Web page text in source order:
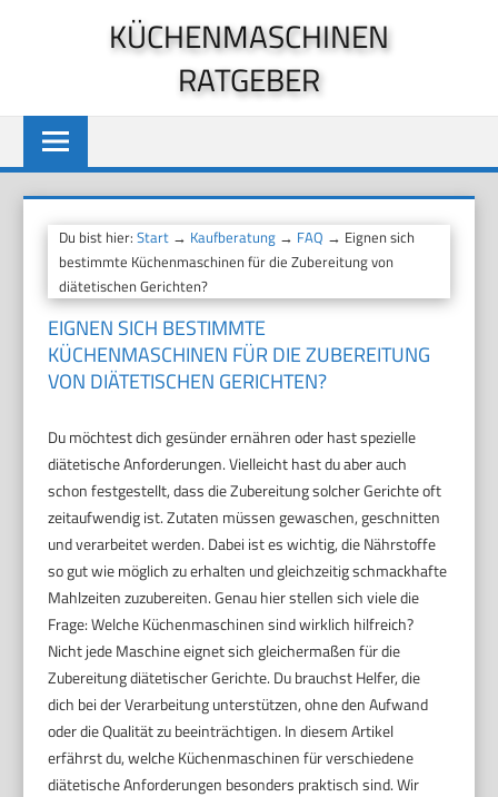
KÜCHENMASCHINEN
RATGEBER
Du bist hier:Start → Kaufberatung → FAQ → Eignen sich
bestimmte Küchenmaschinen für die Zubereitung von
diätetischen Gerichten?
EIGNEN SICH BESTIMMTE
KÜCHENMASCHINEN FÜR DIE ZUBEREITUNG
VON DIÄTETISCHEN GERICHTEN?
Du möchtest dich gesünder ernähren oder hast spezielle
diätetische Anforderungen. Vielleicht hast du aber auch
schon festgestellt, dass die Zubereitung solcher Gerichte oft
zeitaufwendig ist. Zutaten müssen gewaschen, geschnitten
und verarbeitet werden. Dabei ist es wichtig, die Nährstoffe
so gut wie möglich zu erhalten und gleichzeitig schmackhafte
Mahlzeiten zuzubereiten. Genau hier stellen sich viele die
Frage: Welche Küchenmaschinen sind wirklich hilfreich?
Nicht jede Maschine eignet sich gleichermaßen für die
Zubereitung diätetischer Gerichte. Du brauchst Helfer, die
dich bei der Verarbeitung unterstützen, ohne den Aufwand
oder die Qualität zu beeinträchtigen. In diesem Artikel
erfährst du, welche Küchenmaschinen für verschiedene
diätetische Anforderungen besonders praktisch sind. Wir